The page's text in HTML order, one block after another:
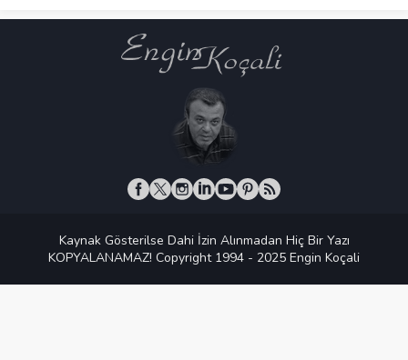
Kaynak Gösterilse Dahi İzin Alınmadan Hiç Bir Yazı
KOPYALANAMAZ! Copyright 1994 - 2025 Engin Koçali